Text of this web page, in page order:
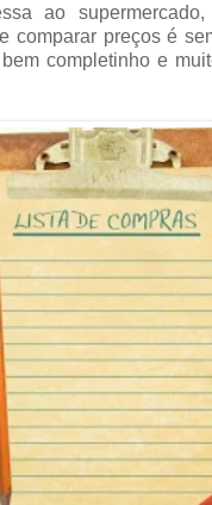
ao supermercado,
comparar preços é
completinho e